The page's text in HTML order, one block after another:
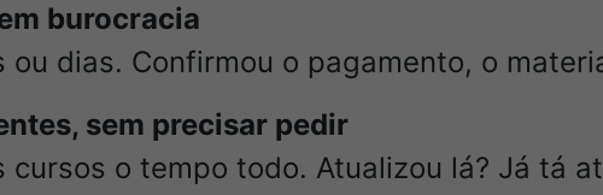
burocracia
ou dias. Confirmou o pagamento, o
sem precisar pedir
cursos o tempo todo. Atualizou lá? Já tá